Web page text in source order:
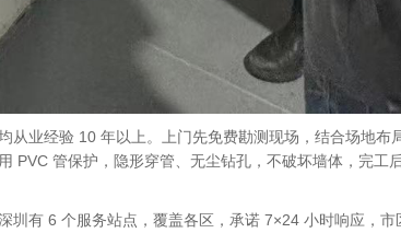
业经验 10 年以上。上门先免费勘测现场，结合场地布
PVC 管保护，隐形穿管、无尘钻孔，不破坏墙体，完工
有 6 个服务站点，覆盖各区，承诺 7×24 小时响应，市